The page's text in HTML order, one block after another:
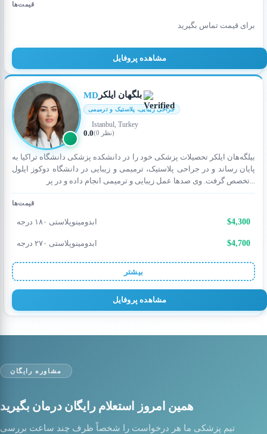
قیمت‌ها
برای قیمت تماس بگیرید
مشاهده پروفایل
MD بلگهان ایلکر
جراحی زیبایی، پلاستیک و ترمیمی
Istanbul, Turkey
0.0 (0 نظر)
بیلگه‌هان ایلکر تحصیلات پزشکی خود را در دانشکده پزشکی دانشگاه تراکیا به
پایان رساند و در جراحی پلاستیک، ترمیمی و زیبایی در دانشگاه دوکوز ایلول
تخصص گرفت. وی صدها عمل زیبایی و ترمیمی انجام داده و در پر...
قیمت‌ها
ابدومینوپلاستی ۱۸۰ درجه $4,300
ابدومینوپلاستی ۲۷۰ درجه $4,700
بیشتر
مشاهده پروفایل
مشاوره رایگان
همین امروز استعلام رایگان درمان بگیرید
تیم پزشکی ما هر درخواست را شخصاً ظرف چند ساعت بررسی